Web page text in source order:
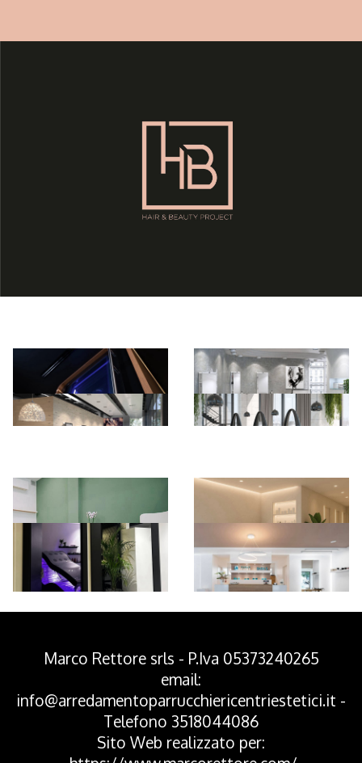
Marco Rettore srls - P.Iva 05373240265
email:
info@arredamentoparrucchiericentriestetici.it -
Telefono 3518044086
Sito Web realizzato per: